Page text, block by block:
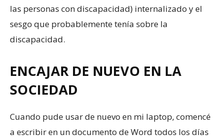
las personas con discapacidad) internalizado y el
sesgo que probablemente tenía sobre la
discapacidad.
ENCAJAR DE NUEVO EN LA
SOCIEDAD
Cuando pude usar de nuevo en mi laptop, comencé
a escribir en un documento de Word todos los días